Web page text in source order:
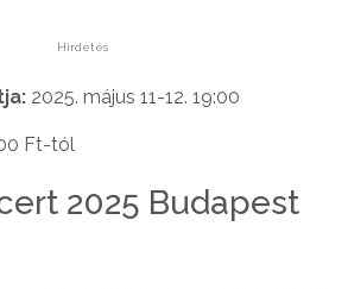
Hirdetés
2025. május 11-12. 19:00
Ft-tól
2025 Budapest